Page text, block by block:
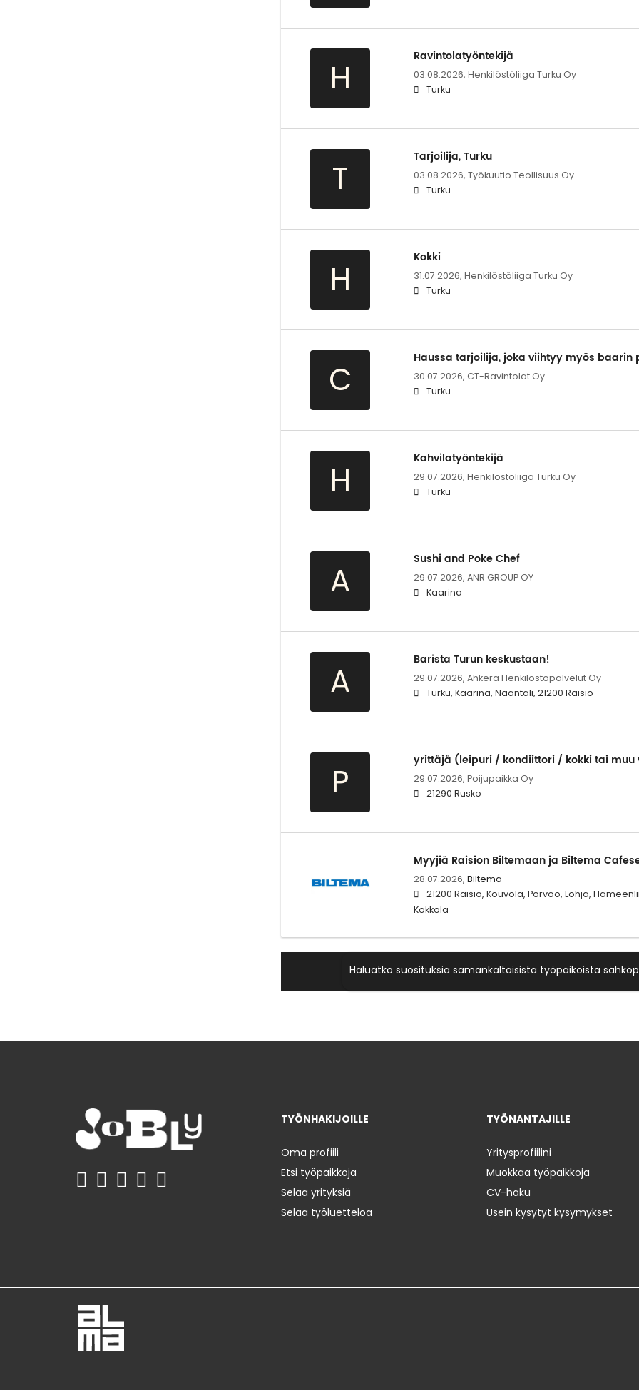
H
Ravintolatyöntekijä
03.08.2026, Henkilöstöliiga Turku Oy
Turku
T
Tarjoilija, Turku
03.08.2026, Työkuutio Teollisuus Oy
Turku
H
Kokki
31.07.2026, Henkilöstöliiga Turku Oy
Turku
C
Haussa tarjoilija, joka viihtyy myös baarin
30.07.2026, CT-Ravintolat Oy
Turku
H
Kahvilatyöntekijä
29.07.2026, Henkilöstöliiga Turku Oy
Turku
A
Sushi and Poke Chef
29.07.2026, ANR GROUP OY
Kaarina
A
Barista Turun keskustaan!
29.07.2026, Ahkera Henkilöstöpalvelut Oy
Turku, Kaarina, Naantali, 21200 Raisio
P
yrittäjä (leipuri / kondiittori / kokki tai muu
29.07.2026, Poijupaikka Oy
21290 Rusko
Myyjiä Raision Biltemaan ja Biltema
28.07.2026, Biltema
21200 Raisio, Kouvola, Porvoo, Lohja,
Kokkola
Haluatko suosituksia samankaltaisista työpaikoista
TYÖNHAKIJOILLE
Oma profiili
Etsi työpaikkoja
Selaa yrityksiä
Selaa työluetteloa
TYÖNANTAJILLE
Yritysprofiilini
Muokkaa työpaikkoja
CV-haku
Usein kysytyt kysymykset